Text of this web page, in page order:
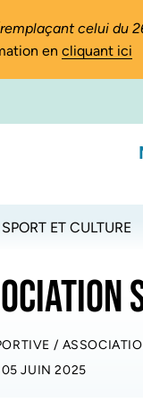
celui du
en cliquant ici
ET CULTURE
/
05 JUIN 2025